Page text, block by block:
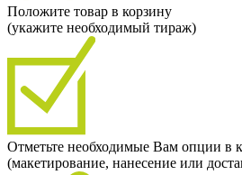
Положите товар в корзину
(укажите необходимый тираж)
Отметьте необходимые Вам опции в
(макетирование, нанесение или